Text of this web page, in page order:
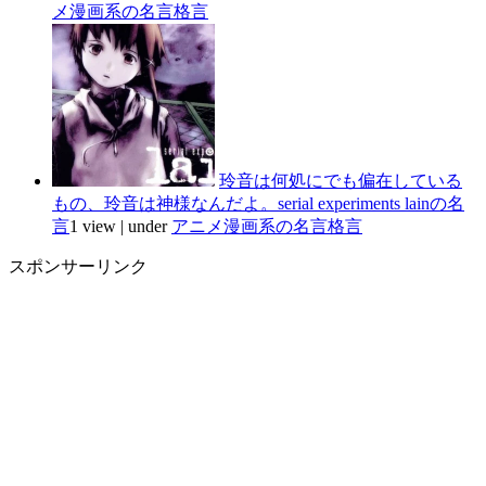
メ漫画系の名言格言
玲音は何処にでも偏在している
もの、玲音は神様なんだよ。serial experiments lainの名
言1 view | under アニメ漫画系の名言格言
スポンサーリンク